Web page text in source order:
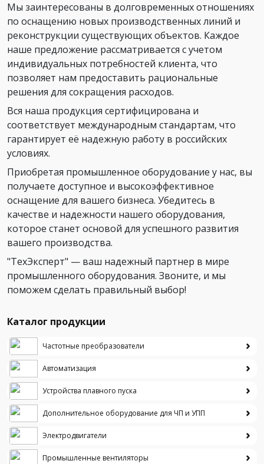
Мы заинтересованы в долговременных отношениях
по оснащению новых производственных линий и
реконструкции существующих объектов. Каждое
наше предложение рассматривается с учетом
индивидуальных потребностей клиента, что
позволяет нам предоставить рациональные
решения для сокращения расходов.
Вся наша продукция сертифицирована и
соответствует международным стандартам, что
гарантирует её надежную работу в российских
условиях.
Приобретая промышленное оборудование у нас, вы
получаете доступное и высокоэффективное
оснащение для вашего бизнеса. Убедитесь в
качестве и надежности нашего оборудования,
которое станет основой для успешного развития
вашего производства.
"ТехЭксперт" — ваш надежный партнер в мире
промышленного оборудования. Звоните, и мы
поможем сделать правильный выбор!
Каталог продукции
Частотные преобразователи
Автоматизация
Устройства плавного пуска
Дополнительное оборудование для ЧП и УПП
Электродвигатели
Промышленные вентиляторы